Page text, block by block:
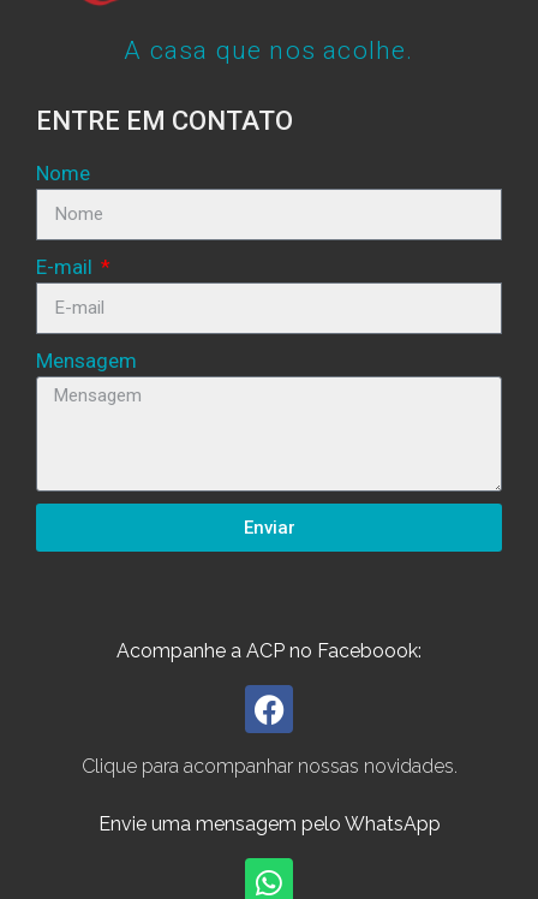
A casa que nos acolhe.
ENTRE EM CONTATO
Nome
E-mail
Mensagem
Enviar
Acompanhe a ACP no Faceboook:
Clique para acompanhar nossas novidades.
Envie uma mensagem pelo WhatsApp